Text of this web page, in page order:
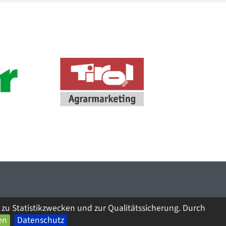
Statistikzwecken und zur Qualitätssicherung. Durch
Datenschutz
Next